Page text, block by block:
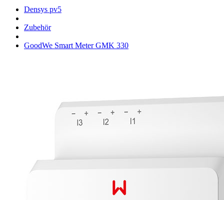
Densys pv5
Zubehör
GoodWe Smart Meter GMK 330